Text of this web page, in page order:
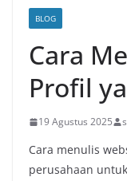
BLOG
Cara
Profil
19 Agustus 2025
Cara menulis
perusahaan